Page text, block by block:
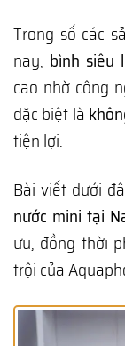
Trong số các
nay, bình siêu
cao nhờ công
đặc biệt là
tiện lợi.
Bài viết dưới
nước mini tại
ưu, đồng thời
trội của